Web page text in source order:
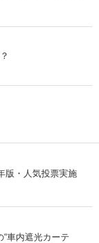
版・人気投票実施
車内遮光カーテ